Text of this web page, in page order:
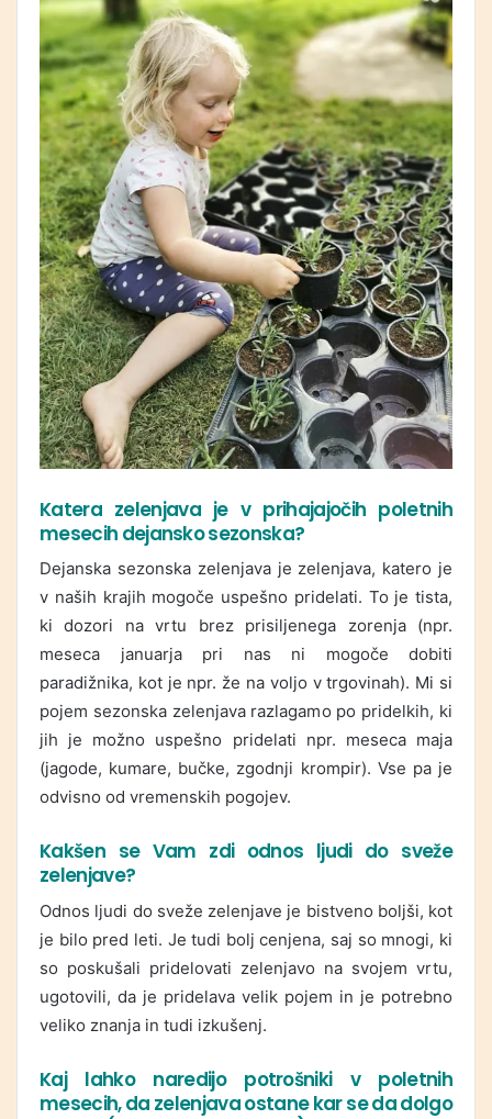
Katera zelenjava je v prihajajočih poletnih
mesecih dejansko sezonska?
Dejanska sezonska zelenjava je zelenjava, katero je
v naših krajih mogoče uspešno pridelati. To je tista,
ki dozori na vrtu brez prisiljenega zorenja (npr.
meseca januarja pri nas ni mogoče dobiti
paradižnika, kot je npr. že na voljo v trgovinah). Mi si
pojem sezonska zelenjava razlagamo po pridelkih, ki
jih je možno uspešno pridelati npr. meseca maja
(jagode, kumare, bučke, zgodnji krompir). Vse pa je
odvisno od vremenskih pogojev.
Kakšen se Vam zdi odnos ljudi do sveže
zelenjave?
Odnos ljudi do sveže zelenjave je bistveno boljši, kot
je bilo pred leti. Je tudi bolj cenjena, saj so mnogi, ki
so poskušali pridelovati zelenjavo na svojem vrtu,
ugotovili, da je pridelava velik pojem in je potrebno
veliko znanja in tudi izkušenj.
Kaj lahko naredijo potrošniki v poletnih
mesecih, da zelenjava ostane kar se da dolgo